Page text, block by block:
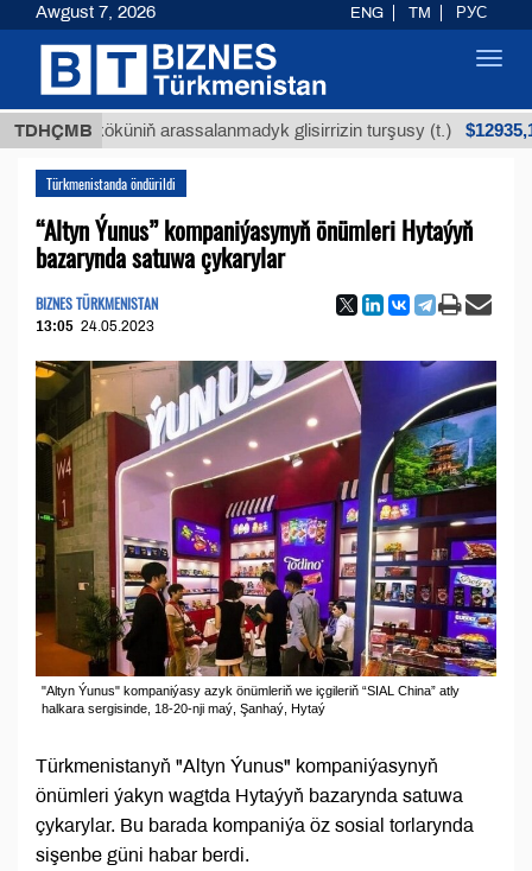
TDHÇMB
köküniň arassalanmadyk glisirrizin turşusy (t.) $12935,18
Türkmenistanda öndürildi
“Altyn Ýunus” kompaniýasynyň önümleri Hytaýyň
bazarynda satuwa çykarylar
BIZNES TÜRKMENISTAN
13:05 24.05.2023
"Altyn Ýunus" kompaniýasy azyk önümleriň we içgileriň “SIAL China” atly
halkara sergisinde, 18-20-nji maý, Şanhaý, Hytaý
Türkmenistanyň "Altyn Ýunus" kompaniýasynyň
önümleri ýakyn wagtda Hytaýyň bazarynda satuwa
çykarylar. Bu barada kompaniýa öz sosial torlarynda
sişenbe güni habar berdi.
Awgust 7, 2026 ENG TM РУС